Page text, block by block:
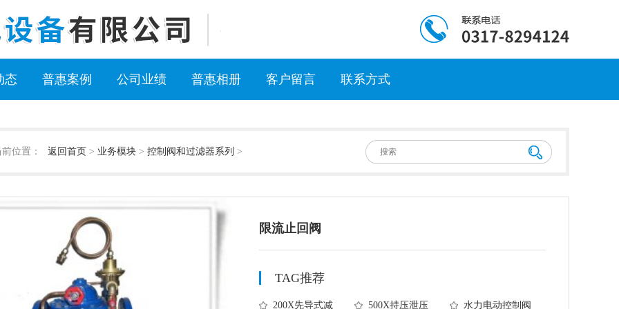
态 普惠案例 公司业绩 普惠相册 客户留言 联系方式
位置： 返回首页 > 业务模块 > 控制阀和过滤器系列 >
限流止回阀
TAG推荐
200X先导式减 500X持压泄压 水力电动控制阀